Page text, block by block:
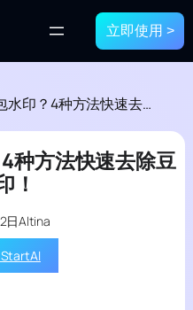
立即使用 >
？4种方法快速去除豆包水印！
种方法快速去除豆
！
日Altina